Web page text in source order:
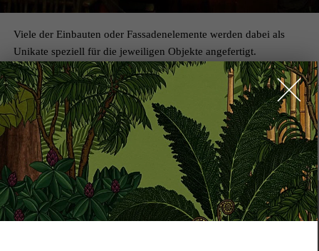
Viele der Einbauten oder Fassadenelemente werden dabei als
Unikate speziell für die jeweiligen Objekte angefertigt.
KOOPERATIONEN